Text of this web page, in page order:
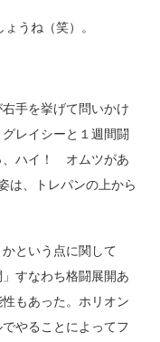
うね（笑）。
手を挙げて問いかけ
レイシーと１週間闘
、ハイ！ オムツがあ
は、トレパンの上から
という点に関して
すなわち格闘展開あ
もあった。ホリオン
やることによってフ